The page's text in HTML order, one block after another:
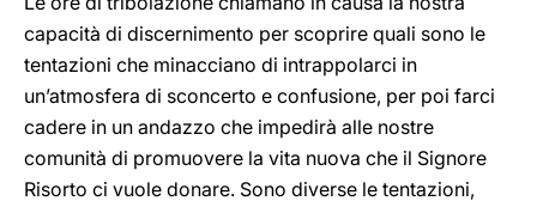
capacità di discernimento per scoprire quali sono le
tentazioni che minacciano di intrappolarci in
un’atmosfera di sconcerto e confusione, per poi farci
cadere in un andazzo che impedirà alle nostre
comunità di promuovere la vita nuova che il Signore
Risorto ci vuole donare. Sono diverse le tentazioni,